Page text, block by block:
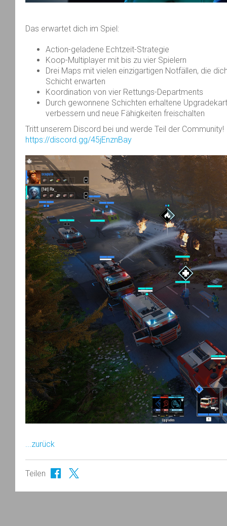
Das erwartet dich im Spiel:
Action-geladene Echtzeit-Strategie
Koop-Multiplayer mit bis zu vier Spielern
Drei Maps mit vielen einzigartigen Notfällen, die
Schicht erwarten
Koordination von vier Rettungs-Departments
Durch gewonnene Schichten erhaltene
verbessern und neue Fähigkeiten freischalten
Tritt unserem Discord bei und werde Teil der Community!
https://discord.gg/45jEnznBay
...zurück
Teilen